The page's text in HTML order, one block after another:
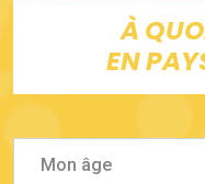
À
EN